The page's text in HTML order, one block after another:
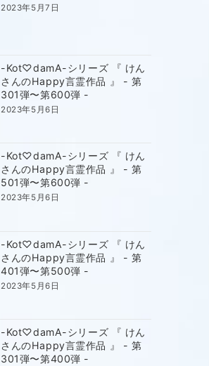
2023年5月7日
-Kot♡damA-シリーズ 『 けん
さんのHappy言霊作品 』 - 第
301弾〜第600弾 -
2023年5月6日
-Kot♡damA-シリーズ 『 けん
さんのHappy言霊作品 』 - 第
501弾〜第600弾 -
2023年5月6日
-Kot♡damA-シリーズ 『 けん
さんのHappy言霊作品 』 - 第
401弾〜第500弾 -
2023年5月6日
-Kot♡damA-シリーズ 『 けん
さんのHappy言霊作品 』 - 第
301弾〜第400弾 -